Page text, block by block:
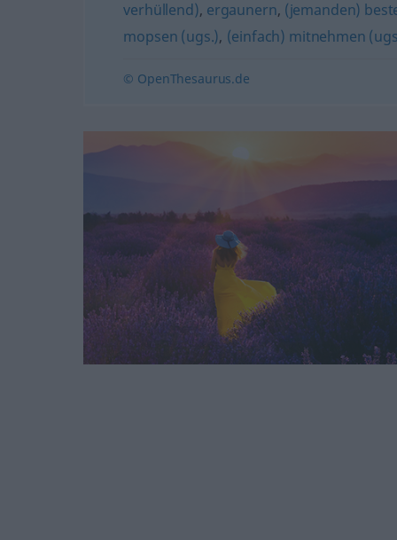
verhüllend), ergaunern, (jemanden)
mopsen (ugs.), (einfach) mitnehmen
© OpenThesaurus.de